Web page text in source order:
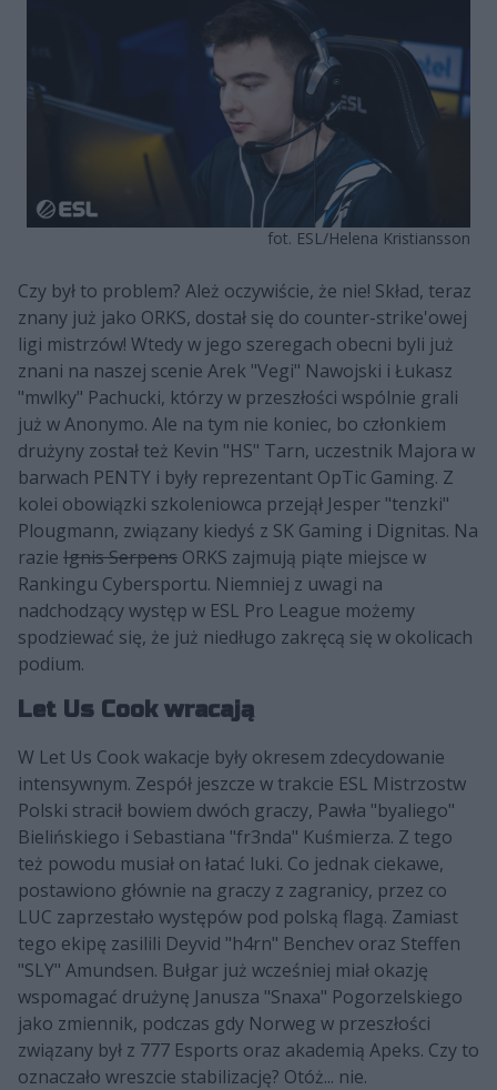
fot. ESL/Helena Kristiansson
Czy był to problem? Ależ oczywiście, że nie! Skład, teraz
znany już jako ORKS, dostał się do counter-strike'owej
ligi mistrzów! Wtedy w jego szeregach obecni byli już
znani na naszej scenie Arek "Vegi" Nawojski i Łukasz
"mwlky" Pachucki, którzy w przeszłości wspólnie grali
już w Anonymo. Ale na tym nie koniec, bo członkiem
drużyny został też Kevin "HS" Tarn, uczestnik Majora w
barwach PENTY i były reprezentant OpTic Gaming. Z
kolei obowiązki szkoleniowca przejął Jesper "tenzki"
Plougmann, związany kiedyś z SK Gaming i Dignitas. Na
razie Ignis Serpens ORKS zajmują piąte miejsce w
Rankingu Cybersportu. Niemniej z uwagi na
nadchodzący występ w ESL Pro League możemy
spodziewać się, że już niedługo zakręcą się w okolicach
podium.
Let Us Cook wracają
W Let Us Cook wakacje były okresem zdecydowanie
intensywnym. Zespół jeszcze w trakcie ESL Mistrzostw
Polski stracił bowiem dwóch graczy, Pawła "byaliego"
Bielińskiego i Sebastiana "fr3nda" Kuśmierza. Z tego
też powodu musiał on łatać luki. Co jednak ciekawe,
postawiono głównie na graczy z zagranicy, przez co
LUC zaprzestało występów pod polską flagą. Zamiast
tego ekipę zasilili Deyvid "h4rn" Benchev oraz Steffen
"SLY" Amundsen. Bułgar już wcześniej miał okazję
wspomagać drużynę Janusza "Snaxa" Pogorzelskiego
jako zmiennik, podczas gdy Norweg w przeszłości
związany był z 777 Esports oraz akademią Apeks. Czy to
oznaczało wreszcie stabilizację? Otóż... nie.